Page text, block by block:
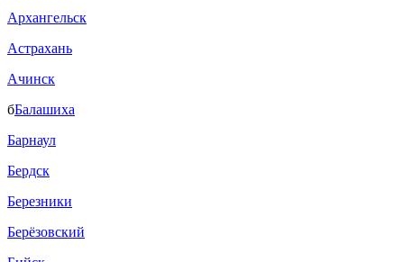
Архангельск
Астрахань
Ачинск
бБалашиха
Барнаул
Бердск
Березники
Берёзовский